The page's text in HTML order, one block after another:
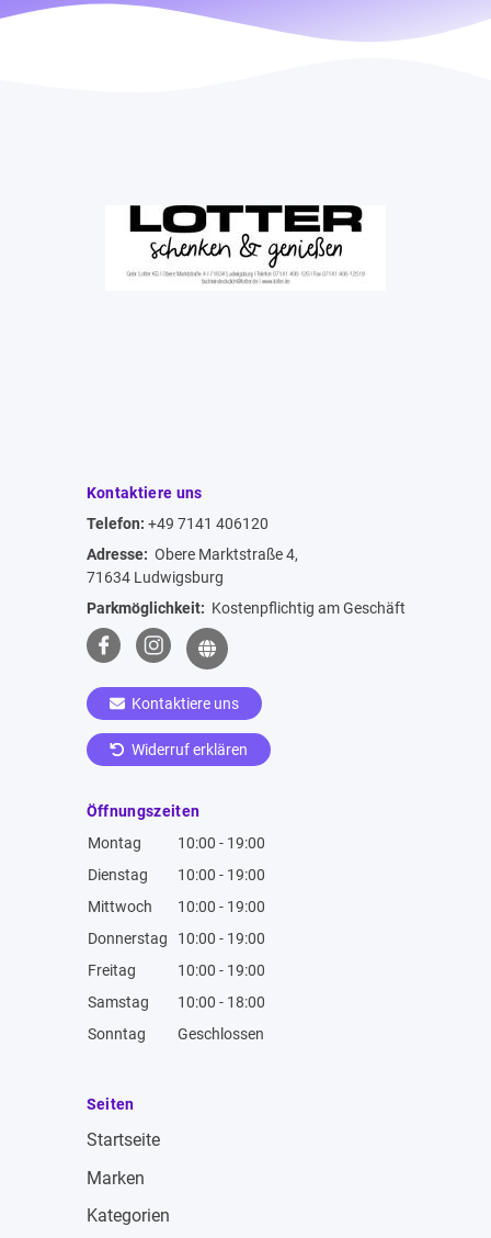
Kontaktiere uns
Telefon: +49 7141 406120
Adresse: Obere Marktstraße 4,
71634 Ludwigsburg
Parkmöglichkeit: Kostenpflichtig am Geschäft
Kontaktiere uns
Widerruf erklären
Öffnungszeiten
Montag
10:00 - 19:00
Dienstag
10:00 - 19:00
Mittwoch
10:00 - 19:00
Donnerstag
10:00 - 19:00
Freitag
10:00 - 19:00
Samstag
10:00 - 18:00
Sonntag
Geschlossen
Seiten
Startseite
Marken
Kategorien